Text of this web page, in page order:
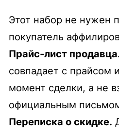
Этот набор не нужен
покупатель
Прайс-лист
совпадает с прайсом
момент сделки, а не
официальным
Переписка о скидке.